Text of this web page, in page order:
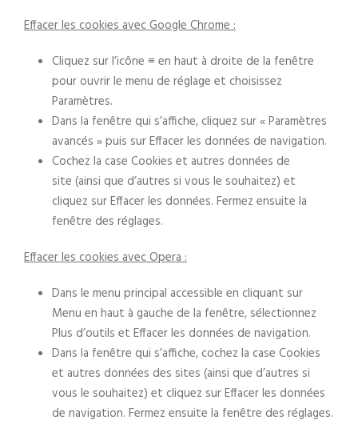
Effacer les cookies avec Google Chrome :
Cliquez sur l’icône ≡ en haut à droite de la fenêtre
pour ouvrir le menu de réglage et choisissez
Paramètres.
Dans la fenêtre qui s’affiche, cliquez sur « Paramètres
avancés » puis sur Effacer les données de navigation.
Cochez la case Cookies et autres données de
site (ainsi que d’autres si vous le souhaitez) et
cliquez sur Effacer les données. Fermez ensuite la
fenêtre des réglages.
Effacer les cookies avec Opera :
Dans le menu principal accessible en cliquant sur
Menu en haut à gauche de la fenêtre, sélectionnez
Plus d’outils et Effacer les données de navigation.
Dans la fenêtre qui s’affiche, cochez la case Cookies
et autres données des sites (ainsi que d’autres si
vous le souhaitez) et cliquez sur Effacer les données
de navigation. Fermez ensuite la fenêtre des réglages.